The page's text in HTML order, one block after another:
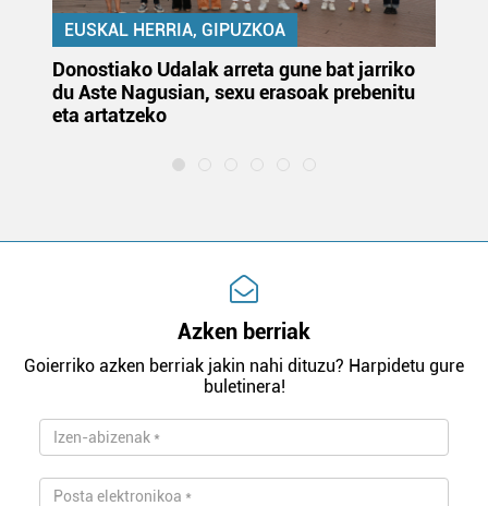
EUSKAL HERRIA, GIPUZKOA
Donostiako Udalak arreta gune bat jarriko
du Aste Nagusian, sexu erasoak prebenitu
eta artatzeko
Azken berriak
Goierriko azken berriak jakin nahi dituzu? Harpidetu gure
buletinera!